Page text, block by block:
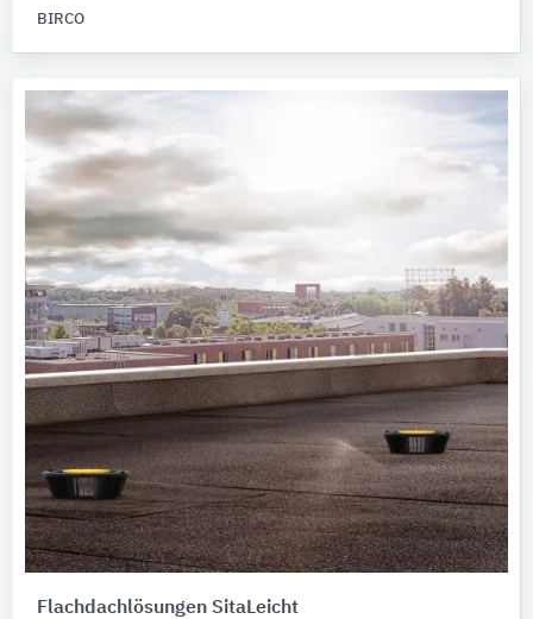
BIRCO
Flachdachlösungen SitaLeicht